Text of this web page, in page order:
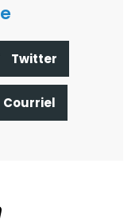
Twitter
Courriel